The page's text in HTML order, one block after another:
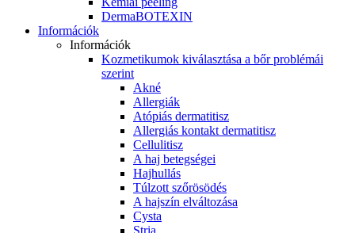
DermaBOTEXIN
Információk
Információk
Kozmetikumok kiválasztása a bőr problémái
szerint
Akné
Allergiák
Atópiás dermatitisz
Allergiás kontakt dermatitisz
Cellulitisz
A haj betegségei
Hajhullás
Túlzott szőrösödés
A hajszín elváltozása
Cysta